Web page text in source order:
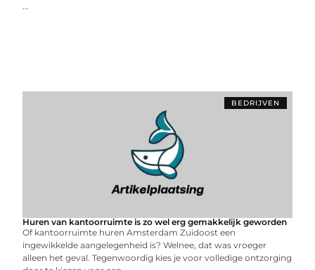
...
BEDRIJVEN
Huren van kantoorruimte is zo wel erg gemakkelijk geworden
Of kantoorruimte huren Amsterdam Zuidoost een
ingewikkelde aangelegenheid is? Welnee, dat was vroeger
alleen het geval. Tegenwoordig kies je voor volledige ontzorging